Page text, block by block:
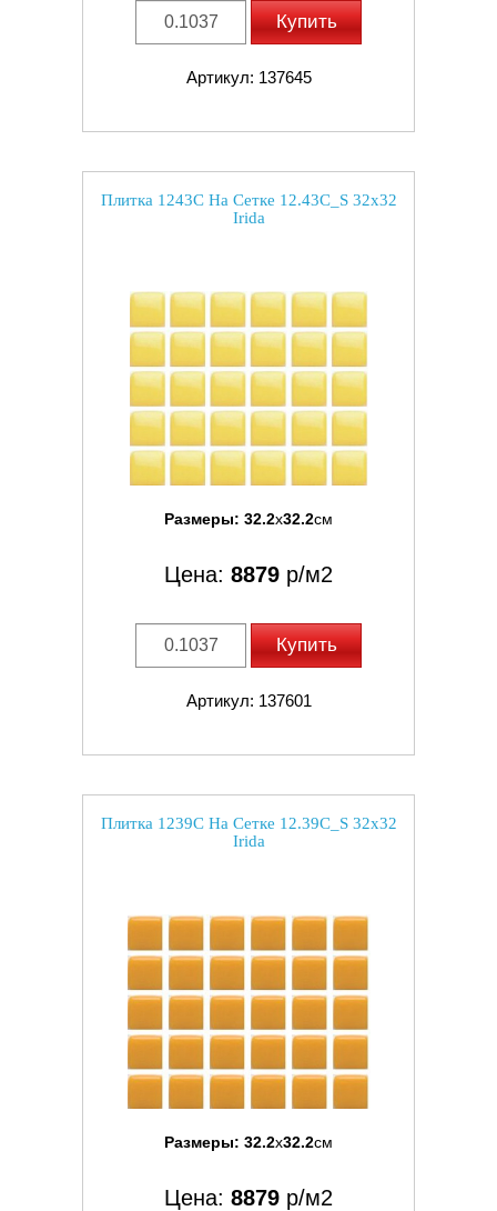
Купить
Артикул: 137645
Плитка 1243C На Сетке 12.43C_S 32x32
Irida
Размеры: 32.2x32.2см
Цена: 8879 р/м2
Купить
Артикул: 137601
Плитка 1239C На Сетке 12.39C_S 32x32
Irida
Размеры: 32.2x32.2см
Цена: 8879 р/м2